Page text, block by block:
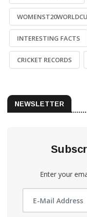
INTERESTING FACTS
CRICKET RECORDS
NEWSLETTER
Enter your